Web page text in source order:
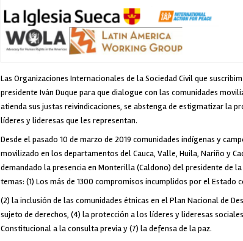
Las Organizaciones Internacionales de la Sociedad Civil que
presidente Iván Duque para que dialogue con las comunidades
atienda sus justas reivindicaciones, se abstenga de estigmatizar la
líderes y lideresas que les representan.
Desde el pasado 10 de marzo de 2019 comunidades indígenas y
movilizado en los departamentos del Cauca, Valle, Huila, Nariño y
demandado la presencia en Monterilla (Caldono) del presidente de
temas: (1) Los más de 1300 compromisos incumplidos por el Estado
(2) la inclusión de las comunidades étnicas en el Plan Nacional de
sujeto de derechos, (4) la protección a los líderes y lideresas
Constitucional a la consulta previa y (7) la defensa de la paz.